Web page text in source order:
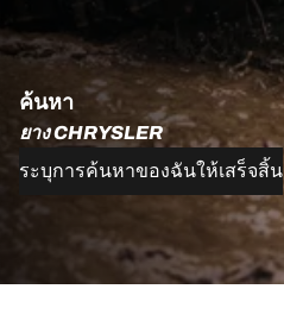
ค้นหา
ยาง CHRYSLER
ระบุการค้นหาของฉันให้เสร็จสิ้น